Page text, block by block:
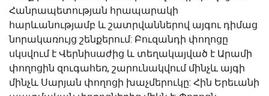
Հանրապետության հրապարակի
հարևանությամբ և շատրվաններով այգու դիմաց
նորակառույց շենքերում: Բուզանդի փողոցը
սկսվում է Վերնիսաժից և տեղակայված է Արամի
փողոցին զուգահեռ, շարունակվում մինչև այգի
մինչև Սարյան փողոցի խաչմերուկը: Հին Երեւանի